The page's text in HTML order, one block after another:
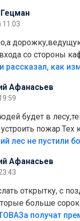
11:03
со стороны
доделать?А
и испортилась.Да
Афанасьев
будет в
пожар.Тех
безбожно
Афанасьев
открытку, с
больше
получат